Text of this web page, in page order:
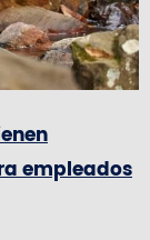
empleados